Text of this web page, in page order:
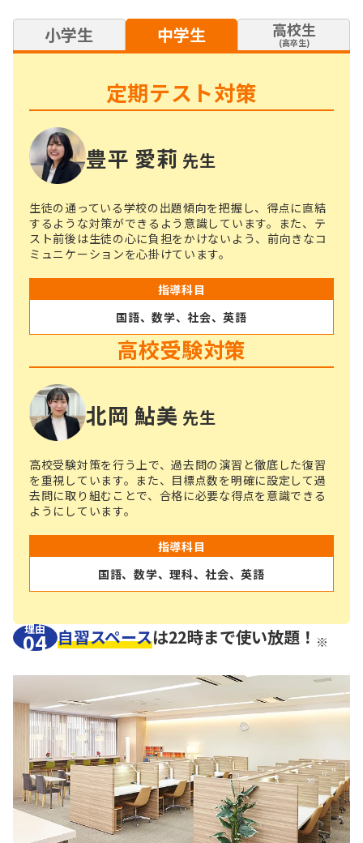
小学生 中学生 高校生
(高卒生)
定期テスト対策
豊平 愛莉 先生
生徒の通っている学校の出題傾向を把握し、得点に直結
するような対策ができるよう意識しています。また、テ
スト前後は生徒の心に負担をかけないよう、前向きなコ
ミュニケーションを心掛けています。
指導科目
国語、数学、社会、英語
高校受験対策
北岡 鮎美 先生
高校受験対策を行う上で、過去問の演習と徹底した復習
を重視しています。また、目標点数を明確に設定して過
去問に取り組むことで、合格に必要な得点を意識できる
ようにしています。
指導科目
国語、数学、理科、社会、英語
理由
04 自習スペースは22時まで使い放題！ ※